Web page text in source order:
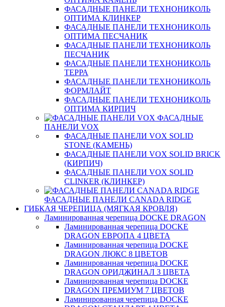
ФАСАДНЫЕ ПАНЕЛИ ТЕХНОНИКОЛЬ
ОПТИМА КЛИНКЕР
ФАСАДНЫЕ ПАНЕЛИ ТЕХНОНИКОЛЬ
ОПТИМА ПЕСЧАНИК
ФАСАДНЫЕ ПАНЕЛИ ТЕХНОНИКОЛЬ
ПЕСЧАНИК
ФАСАДНЫЕ ПАНЕЛИ ТЕХНОНИКОЛЬ
ТЕРРА
ФАСАДНЫЕ ПАНЕЛИ ТЕХНОНИКОЛЬ
ФОРМЛАЙТ
ФАСАДНЫЕ ПАНЕЛИ ТЕХНОНИКОЛЬ
ОПТИМА КИРПИЧ
ФАСАДНЫЕ
ПАНЕЛИ VOX
ФАСАДНЫЕ ПАНЕЛИ VOX SOLID
STONE (КАМЕНЬ)
ФАСАДНЫЕ ПАНЕЛИ VOX SOLID BRICK
(КИРПИЧ)
ФАСАДНЫЕ ПАНЕЛИ VOX SOLID
CLINКER (КЛИНКЕР)
ФАСАДНЫЕ ПАНЕЛИ CANADA RIDGE
ГИБКАЯ ЧЕРЕПИЦА (МЯГКАЯ КРОВЛЯ)
Ламинированная черепица DOCKE DRAGON
Ламинированная черепица DOCKE
DRAGON ЕВРОПА 4 ЦВЕТА
Ламинированная черепица DOCKE
DRAGON ЛЮКС 8 ЦВЕТОВ
Ламинированная черепица DOCKE
DRAGON ОРИДЖИНАЛ 3 ЦВЕТА
Ламинированная черепица DOCKE
DRAGON ПРЕМИУМ 7 ЦВЕТОВ
Ламинированная черепица DOCKE